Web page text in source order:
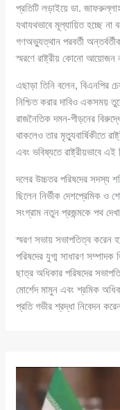
প্রতিটি লড়াইয়ে ডা.
যথাযথভাবে মূল্যায়িত হচ্ছে
গণঅভ্যুত্থান পরবর্তী
স্মরণে রাষ্ট্রীয় কোনো আয়োজন
এছাড়া তিনি বলেন, বিএনপির
নিশ্চিত করার দাবিও একসময়
রাজনৈতিক দমন-পীড়নের
থাকলেও তার মৃত্যুবার্ষিকীতে
এবং ভবিষ্যতে রাষ্ট্রীয়ভাবে এই
দলের উচ্চতর পরিষদের সদস্য
ছিলেন নির্ভীক দেশপ্রেমিক ও
সংগ্রাম নতুন প্রজন্মকে পথ
স্মরণ সভায় সভাপতিত্ব করেন
পরিষদের যুগ্ম সাধারণ
ছাত্র অধিকার পরিষদের
মোর্শেদ মামুন এবং শ্রমিক
প্রতি গভীর শ্রদ্ধা নিবেদন